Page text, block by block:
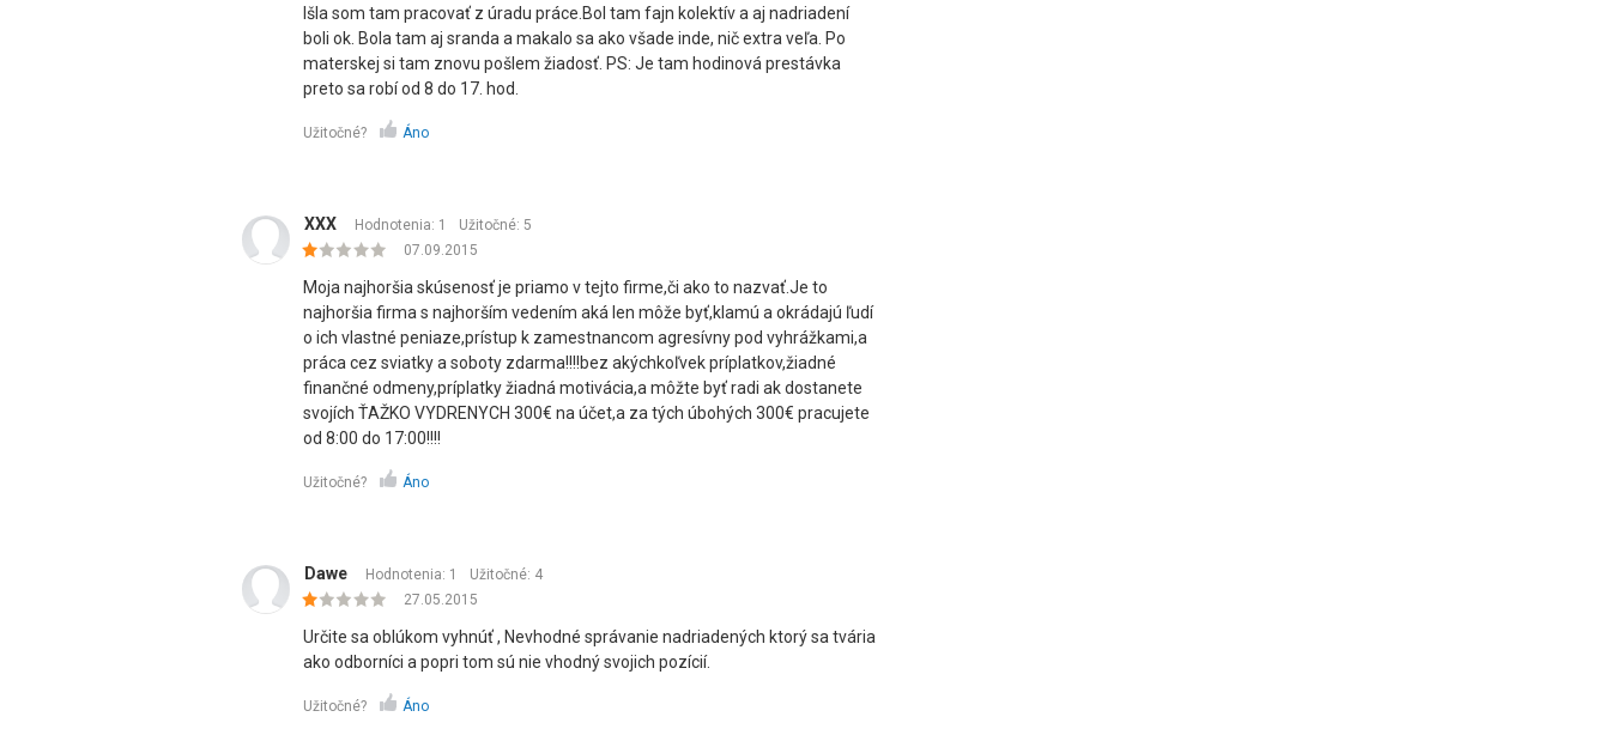
Išla som tam pracovať z úradu práce.Bol tam fajn kolektív a aj nadriadení
boli ok. Bola tam aj sranda a makalo sa ako všade inde, nič extra veľa. Po
materskej si tam znovu pošlem žiadosť. PS: Je tam hodinová prestávka
preto sa robí od 8 do 17. hod.
Užitočné? Áno
XXX Hodnotenia: 1 Užitočné: 5
07.09.2015
Moja najhoršia skúsenosť je priamo v tejto firme,či ako to nazvať.Je to
najhoršia firma s najhorším vedením aká len môže byť,klamú a okrádajú ľudí
o ich vlastné peniaze,prístup k zamestnancom agresívny pod vyhrážkami,a
práca cez sviatky a soboty zdarma!!!!bez akýchkoľvek príplatkov,žiadné
finančné odmeny,príplatky žiadná motivácia,a môžte byť radi ak dostanete
svojích ŤAŽKO VYDRENYCH 300€ na účet,a za tých úbohých 300€ pracujete
od 8:00 do 17:00!!!!
Užitočné? Áno
Dawe Hodnotenia: 1 Užitočné: 4
27.05.2015
Určite sa oblúkom vyhnúť , Nevhodné správanie nadriadených ktorý sa tvária
ako odborníci a popri tom sú nie vhodný svojich pozícií.
Užitočné? Áno